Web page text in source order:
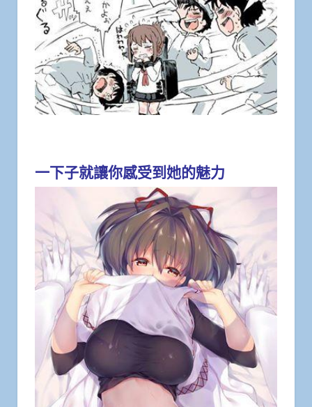
一下子就讓你感受到她的魅力